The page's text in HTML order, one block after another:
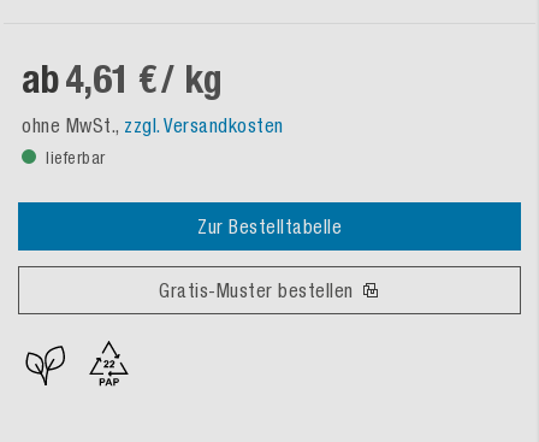
ab4,61 €/ kg
ohne MwSt., zzgl. Versandkosten
lieferbar
Zur Bestelltabelle
Gratis-Muster bestellen